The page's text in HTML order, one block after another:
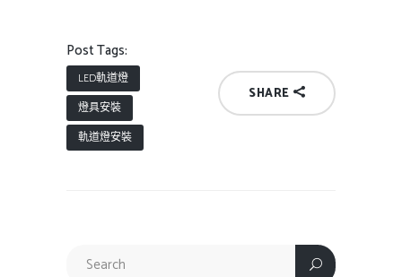
Post Tags:
LED軌道燈
燈具安裝
軌道燈安裝
SHARE